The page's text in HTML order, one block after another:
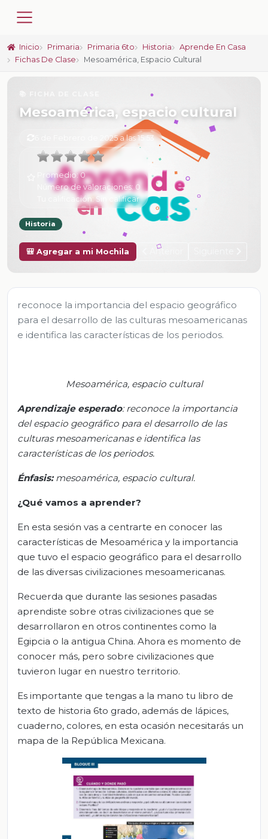
Inicio Primaria Primaria 6to Historia
Aprende En Casa
Fichas De Clase
Mesoamérica, Espacio Cultural
Mesoamérica, espacio cultural
6 de Febrero de 2025 a las 15:53
Promedio:0
Número de valoraciones:0
Tu calificación:Sin calificar
Historia
🎒 Agregar a mi Mochila Anterior
reconoce la importancia del espacio geográfico
para el desarrollo de las culturas mesoamericanas
e identifica las características de los periodos.
Mesoamérica, espacio cultural
Aprendizajeesperado:reconoce la importancia
del espacio geográfico para el desarrollo de las
culturas mesoamericanas e identifica las
características de los periodos.
Énfasis: mesoamérica, espacio cultural.
¿Qué vamos a aprender?
En esta sesión vas a centrarte en conocer las
características de Mesoamérica y la importancia
que tuvo el espacio geográfico para el desarrollo
de las diversas civilizaciones mesoamericanas.
Recuerda que durante las sesiones pasadas
aprendiste sobre otras civilizaciones que se
desarrollaron en otros continentes como la
Egipcia o la antigua China. Ahora es momento de
conocer más, pero sobre civilizaciones que
tuvieron lugar en nuestro territorio.
Es importante que tengas a la mano tu libro de
texto de historia 6to grado, además de lápices,
cuaderno, colores, en esta ocasión necesitarás un
mapa de la República Mexicana.